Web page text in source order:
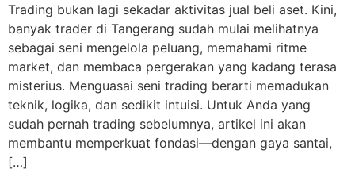
Trading bukan lagi sekadar aktivitas jual beli aset. Kini,
banyak trader di Tangerang sudah mulai melihatnya
sebagai seni mengelola peluang, memahami ritme
market, dan membaca pergerakan yang kadang terasa
misterius. Menguasai seni trading berarti memadukan
teknik, logika, dan sedikit intuisi. Untuk Anda yang
sudah pernah trading sebelumnya, artikel ini akan
membantu memperkuat fondasi—dengan gaya santai,
[…]